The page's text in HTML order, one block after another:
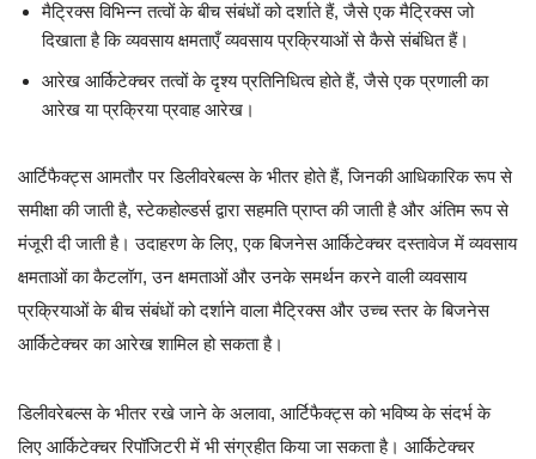
मैट्रिक्स विभिन्न तत्वों के बीच संबंधों को दर्शाते हैं, जैसे एक मैट्रिक्स जो
दिखाता है कि व्यवसाय क्षमताएँ व्यवसाय प्रक्रियाओं से कैसे संबंधित हैं।
आरेख आर्किटेक्चर तत्वों के दृश्य प्रतिनिधित्व होते हैं, जैसे एक प्रणाली का
आरेख या प्रक्रिया प्रवाह आरेख।
आर्टिफैक्ट्स आमतौर पर डिलीवरेबल्स के भीतर होते हैं, जिनकी आधिकारिक रूप से
समीक्षा की जाती है, स्टेकहोल्डर्स द्वारा सहमति प्राप्त की जाती है और अंतिम रूप से
मंजूरी दी जाती है। उदाहरण के लिए, एक बिजनेस आर्किटेक्चर दस्तावेज में व्यवसाय
क्षमताओं का कैटलॉग, उन क्षमताओं और उनके समर्थन करने वाली व्यवसाय
प्रक्रियाओं के बीच संबंधों को दर्शाने वाला मैट्रिक्स और उच्च स्तर के बिजनेस
आर्किटेक्चर का आरेख शामिल हो सकता है।
डिलीवरेबल्स के भीतर रखे जाने के अलावा, आर्टिफैक्ट्स को भविष्य के संदर्भ के
लिए आर्किटेक्चर रिपॉजिटरी में भी संग्रहीत किया जा सकता है। आर्किटेक्चर